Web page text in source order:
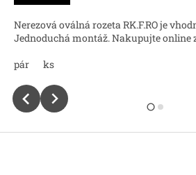
Nerezová oválná rozeta RK.F.RO je
Jednoduchá montáž. Nakupujte online
pár
ks
Z